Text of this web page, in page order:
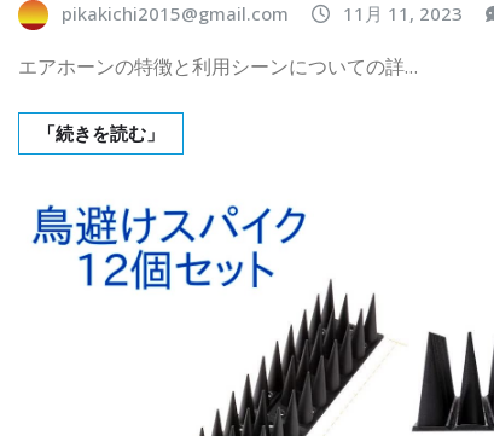
pikakichi2015@gmail.com 11月 11, 2023
エアホーンの特徴と利用シーンについての詳…
「続きを読む」